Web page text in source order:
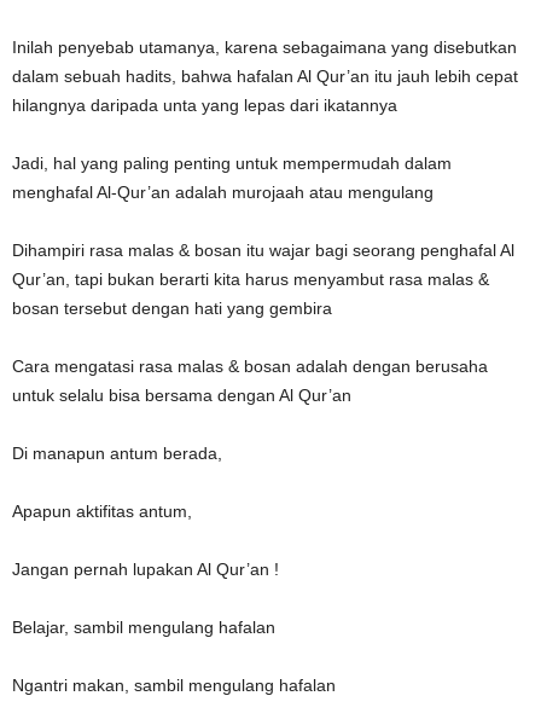
Inilah penyebab utamanya, karena sebagaimana yang disebutkan
dalam sebuah hadits, bahwa hafalan Al Qur’an itu jauh lebih cepat
hilangnya daripada unta yang lepas dari ikatannya
Jadi, hal yang paling penting untuk mempermudah dalam
menghafal Al-Qur’an adalah murojaah atau mengulang
Dihampiri rasa malas & bosan itu wajar bagi seorang penghafal Al
Qur’an, tapi bukan berarti kita harus menyambut rasa malas &
bosan tersebut dengan hati yang gembira
Cara mengatasi rasa malas & bosan adalah dengan berusaha
untuk selalu bisa bersama dengan Al Qur’an
Di manapun antum berada,
Apapun aktifitas antum,
Jangan pernah lupakan Al Qur’an !
Belajar, sambil mengulang hafalan
Ngantri makan, sambil mengulang hafalan